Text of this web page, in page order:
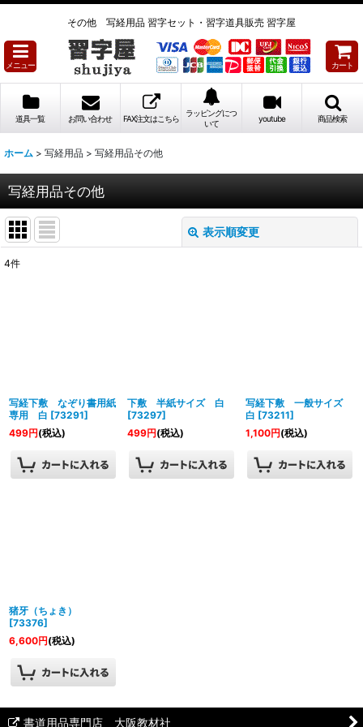
その他 写経用品 習字セット・習字道具販売 習字屋
メニュー カート
道具一覧 お問い合わせ FAX注文はこちら
ラッピングにつ
いて
youtube 商品検索
ホーム > 写経用品 > 写経用品その他
写経用品その他
表示順変更
4件
写経下敷 なぞり書用紙
専用 白 [73291]
499円(税込)
下敷 半紙サイズ 白
[73297]
499円(税込)
写経下敷 一般サイズ
白 [73211]
1,100円(税込)
猪牙（ちょき）
[73376]
6,600円(税込)
書道用品専門店 大阪教材社